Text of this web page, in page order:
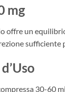
mg
offre un
30-60